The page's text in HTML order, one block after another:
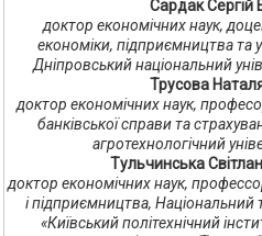
Сардак Сергій
доктор економічних наук,
економіки, підприємництва та
Дніпровський національний
Трусова
доктор економічних наук,
банківської справи та
агротехнологічний
Тульчинська
доктор економічних наук,
і підприємництва, Національний
«Київський політехнічний